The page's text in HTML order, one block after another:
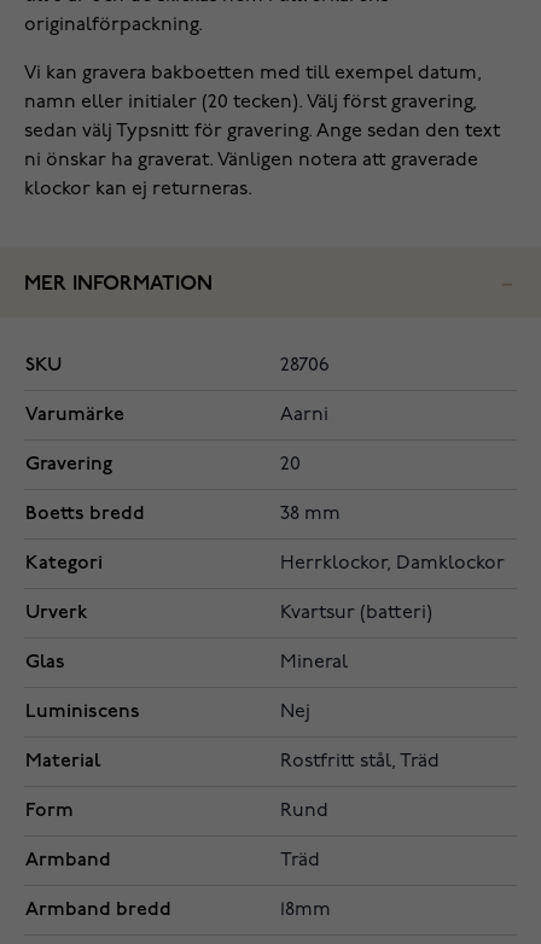
originalförpackning.
Vi kan gravera bakboetten med till exempel datum,
namn eller initialer (20 tecken). Välj först gravering,
sedan välj Typsnitt för gravering. Ange sedan den text
ni önskar ha graverat. Vänligen notera att graverade
klockor kan ej returneras.
MER INFORMATION
SKU 28706
Varumärke Aarni
Gravering 20
Boetts bredd 38 mm
Kategori Herrklockor, Damklockor
Urverk Kvartsur (batteri)
Glas Mineral
Luminiscens Nej
Material Rostfritt stål, Träd
Form Rund
Armband Träd
Armband bredd 18mm